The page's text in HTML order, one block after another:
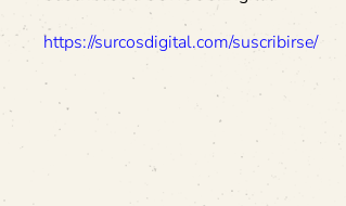
https://surcosdigital.com/suscribirse/